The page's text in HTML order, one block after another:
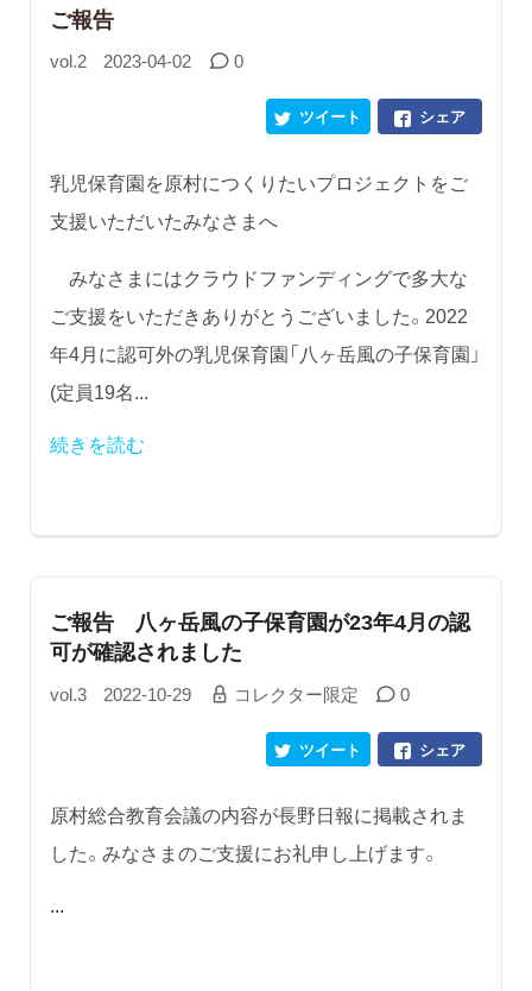
ご報告
vol.2 2023-04-02 0
シェア
ツイート
乳児保育園を原村につくりたいプロジェクトをご
支援いただいたみなさまへ
みなさまにはクラウドファンディングで多大な
ご支援をいただきありがとうございました。2022
年4月に認可外の乳児保育園「八ヶ岳風の子保育園」
(定員19名...
続きを読む
ご報告 八ヶ岳風の子保育園が23年4月の認
可が確認されました
vol.3 2022-10-29 コレクター限定 0
シェア
ツイート
原村総合教育会議の内容が長野日報に掲載されま
した。みなさまのご支援にお礼申し上げます。
...